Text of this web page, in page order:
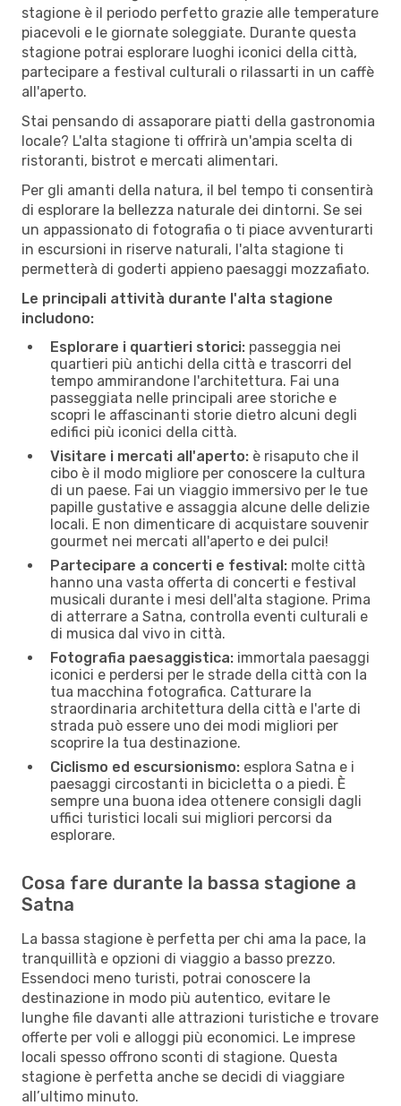
stagione è il periodo perfetto grazie alle temperature
piacevoli e le giornate soleggiate. Durante questa
stagione potrai esplorare luoghi iconici della città,
partecipare a festival culturali o rilassarti in un caffè
all'aperto.
Stai pensando di assaporare piatti della gastronomia
locale? L'alta stagione ti offrirà un'ampia scelta di
ristoranti, bistrot e mercati alimentari.
Per gli amanti della natura, il bel tempo ti consentirà
di esplorare la bellezza naturale dei dintorni. Se sei
un appassionato di fotografia o ti piace avventurarti
in escursioni in riserve naturali, l'alta stagione ti
permetterà di goderti appieno paesaggi mozzafiato.
Le principali attività durante l'alta stagione
includono:
Esplorare i quartieri storici: passeggia nei
quartieri più antichi della città e trascorri del
tempo ammirandone l'architettura. Fai una
passeggiata nelle principali aree storiche e
scopri le affascinanti storie dietro alcuni degli
edifici più iconici della città.
Visitare i mercati all'aperto: è risaputo che il
cibo è il modo migliore per conoscere la cultura
di un paese. Fai un viaggio immersivo per le tue
papille gustative e assaggia alcune delle delizie
locali. E non dimenticare di acquistare souvenir
gourmet nei mercati all'aperto e dei pulci!
Partecipare a concerti e festival: molte città
hanno una vasta offerta di concerti e festival
musicali durante i mesi dell'alta stagione. Prima
di atterrare a Satna, controlla eventi culturali e
di musica dal vivo in città.
Fotografia paesaggistica: immortala paesaggi
iconici e perdersi per le strade della città con la
tua macchina fotografica. Catturare la
straordinaria architettura della città e l'arte di
strada può essere uno dei modi migliori per
scoprire la tua destinazione.
Ciclismo ed escursionismo: esplora Satna e i
paesaggi circostanti in bicicletta o a piedi. È
sempre una buona idea ottenere consigli dagli
uffici turistici locali sui migliori percorsi da
esplorare.
Cosa fare durante la bassa stagione a
Satna
La bassa stagione è perfetta per chi ama la pace, la
tranquillità e opzioni di viaggio a basso prezzo.
Essendoci meno turisti, potrai conoscere la
destinazione in modo più autentico, evitare le
lunghe file davanti alle attrazioni turistiche e trovare
offerte per voli e alloggi più economici. Le imprese
locali spesso offrono sconti di stagione. Questa
stagione è perfetta anche se decidi di viaggiare
all’ultimo minuto.